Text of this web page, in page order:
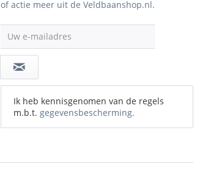
of actie meer uit de Veldbaanshop.nl.
Uw e-mailadres
Ik heb kennisgenomen van de regels
m.b.t. gegevensbescherming.